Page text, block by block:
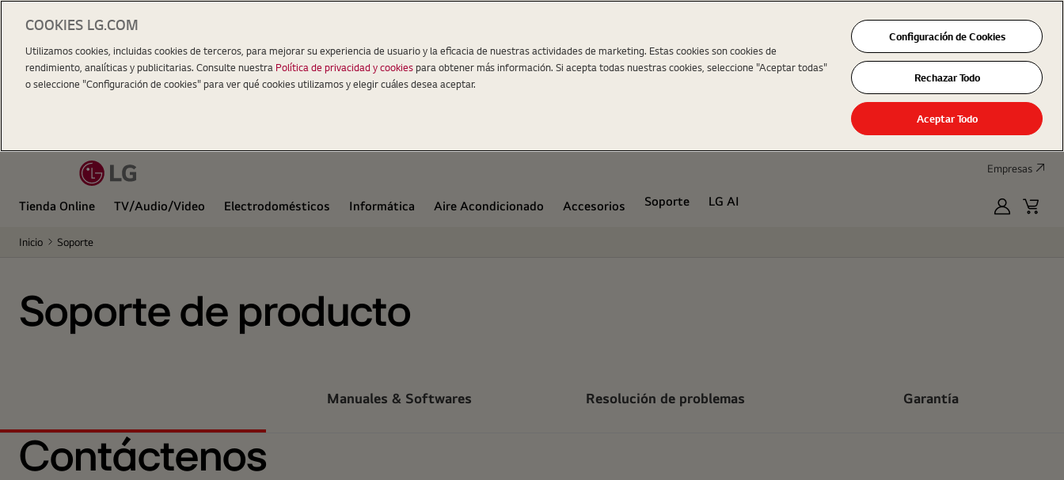
Empresas
Tienda Online TV/Audio/Video Electrodomésticos Informática Aire Acondicionado Accesorios Soporte
LG AI
MyLGCart
Inicio Soporte
Soporte de producto
Manuales & Softwares Resolución de problemas Garantía
Contáctenos
COOKIES LG.COM
Utilizamos cookies, incluidas cookies de terceros, para mejorar su experiencia de usuario y la eficacia de nuestras actividades de marketing. Estas cookies son cookies de
rendimiento, analíticas y publicitarias. Consulte nuestra Política de privacidad y cookiespara obtener más información. Si acepta todas nuestras cookies, seleccione "Aceptar todas"
o seleccione "Configuración de cookies" para ver qué cookies utilizamos y elegir cuáles desea aceptar.
Configuración de Cookies
Rechazar Todo
Aceptar Todo